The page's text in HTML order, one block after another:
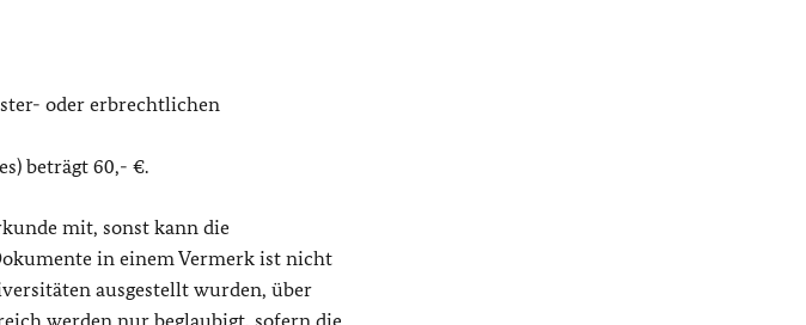
oder erbrechtlichen
beträgt 60,- €.
mit, sonst kann die
in einem Vermerk ist nicht
ausgestellt wurden, über
werden nur beglaubigt, sofern die